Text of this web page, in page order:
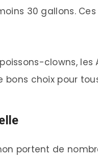
30 gallons.
clowns,
choix pour
portent de